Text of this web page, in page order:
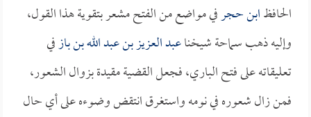
الحافظابن حجرفي مواضع من الفتح مشعر بتقوية هذا القول،
وإليه ذهب سماحة شيخناعبد العزيز بن عبد الله بن بازفي
تعليقاته على فتح الباري، فجعل القضية مقيدة بزوال الشعور،
فمن زال شعوره في نومه واستغرق انتقض وضوءه على أي حال